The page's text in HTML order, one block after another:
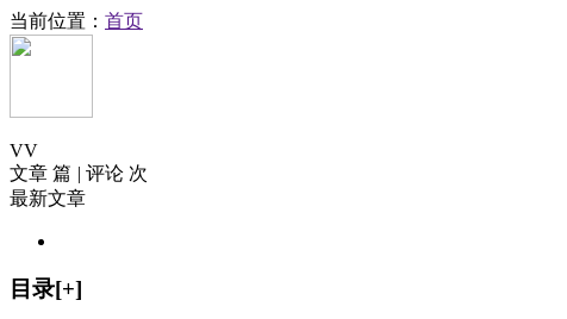
当前位置： 首页
VV
文章 篇 | 评论 次
最新文章
目录[+]